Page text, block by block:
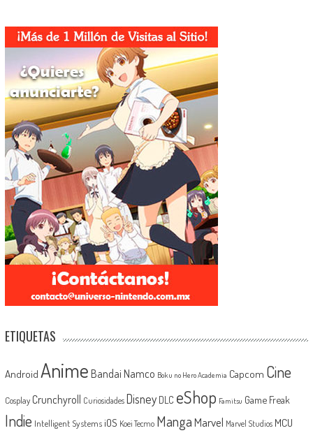
ETIQUETAS
Android Anime Bandai Namco Boku no Hero Academia Capcom Cine
Cosplay Crunchyroll Curiosidades Disney DLC eShop Famitsu Game Freak
Indie Intelligent Systems iOS Koei Tecmo MangaMarvel Marvel Studios MCU